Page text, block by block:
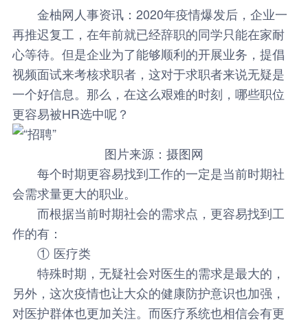
金柚网 人事资讯：2020年疫情爆发后，企业一
再推迟复工，在年前就已经辞职的同学只能在家耐
心等待。但是企业为了能够顺利的开展业务，提倡
视频面试来考核求职者，这对于求职者来说无疑是
一个好信息。那么，在这么艰难的时刻，哪些职位
更容易被HR选中呢？
图片来源：摄图网
每个时期更容易找到工作的一定是当前时期社
会需求量更大的职业。
而根据当前时期社会的需求点，更容易找到工
作的有：
① 医疗类
特殊时期，无疑社会对医生的需求是最大的，
另外，这次疫情也让大众的健康防护意识也加强，
对医护群体也更加关注。而医疗系统也相信会有更